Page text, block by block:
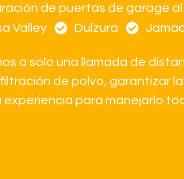
de puertas de garage
Valley Dulzura
a solo una llamada de
de polvo,
para manejarlo